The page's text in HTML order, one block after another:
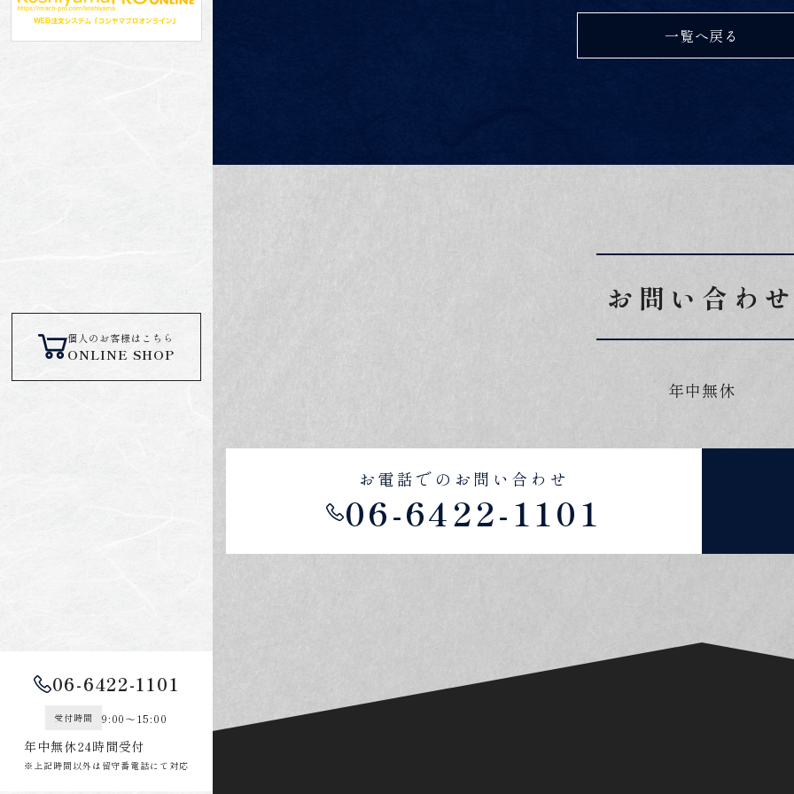
個人のお客様はこちら
ONLINE SHOP
06-6422-1101
受付時間 9:00～15:00
年中無休24時間受付
※上記時間以外は留守番電話にて対応
一覧へ戻る
お問い合わ
年中無休
お電話でのお問い合わせ
06-6422-1101